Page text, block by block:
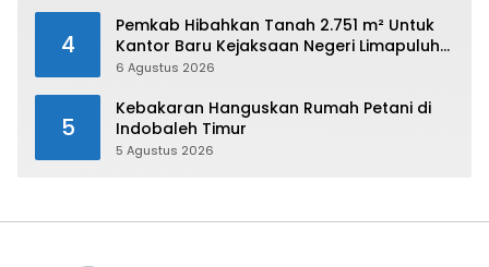
4
Pemkab Hibahkan Tanah 2.751 m² Untuk
Kantor Baru Kejaksaan Negeri Limapuluh
Kota
6 Agustus 2026
5
Kebakaran Hanguskan Rumah Petani di
Indobaleh Timur
5 Agustus 2026